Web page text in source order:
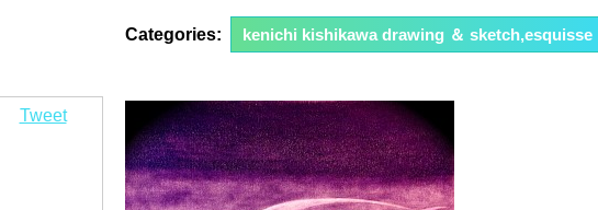
Categories: kenichi kishikawa drawing ＆ sketch,esquisse
Tweet